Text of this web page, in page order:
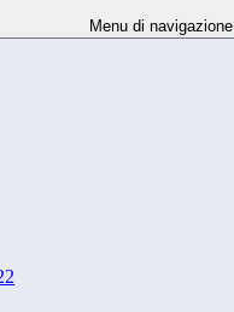
Menu di navigazione